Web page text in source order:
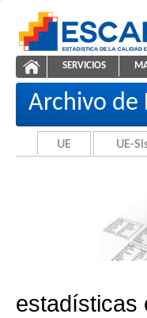
ESCALE - Unidad
Archivo de Datos
NAVEGACIÓN
SERVICIOS
Archivo de
UE UE-
estadísticas